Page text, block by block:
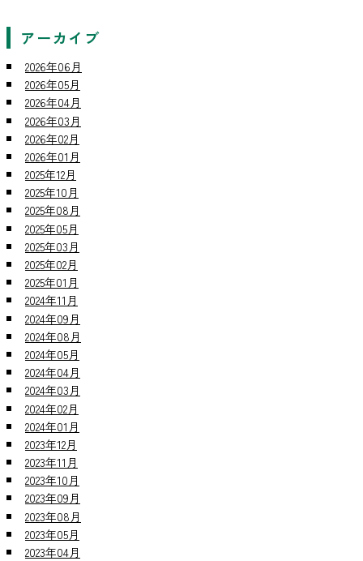
アーカイブ
2026年06月
2026年05月
2026年04月
2026年03月
2026年02月
2026年01月
2025年12月
2025年10月
2025年08月
2025年05月
2025年03月
2025年02月
2025年01月
2024年11月
2024年09月
2024年08月
2024年05月
2024年04月
2024年03月
2024年02月
2024年01月
2023年12月
2023年11月
2023年10月
2023年09月
2023年08月
2023年05月
2023年04月